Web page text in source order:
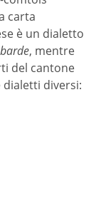
carta
è un dialetto
, mentre
del cantone
diversi: